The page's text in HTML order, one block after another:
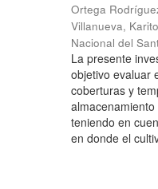
Ortega
Villanueva,
Nacional del
La presente
objetivo evaluar
coberturas y
teniendo en
en donde el